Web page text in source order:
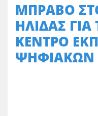
ΜΠΡΑΒΟ
ΗΛΙΔΑΣ
ΚΕΝΤΡΟ
ΨΗΦΙΑΚΩΝ